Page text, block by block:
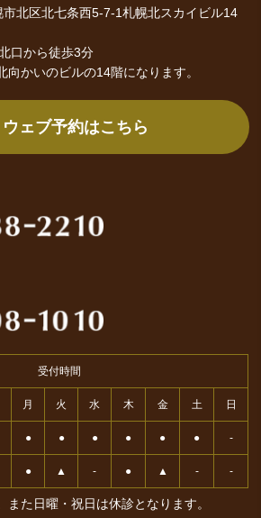
北区北七条西5-7-1札幌北スカイビル14
口から徒歩3分
向かいのビルの14階になります。
ウェブ予約はこちら
受付時間
月 火 水 木 金 土 日
● ● ● ● ● ● -
● ▲ - ● ▲ - -
た日曜・祝日は休診となります。